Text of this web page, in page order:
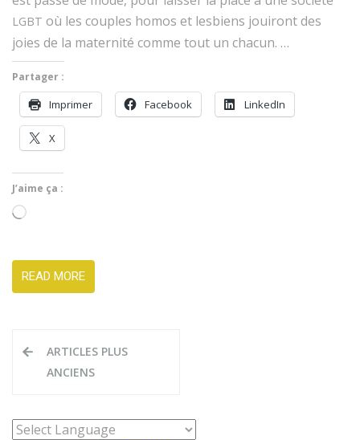
LGBT où les cou­ples homos et les­bi­ens jouiront des
joies de la mater­nité comme tout un chacun. …
Partager :
Imprimer Face­book LinkedIn
X
J’aime ça :
Charge­
READ MORE
Navigation
des
ARTICLES PLUS
ANCIENS